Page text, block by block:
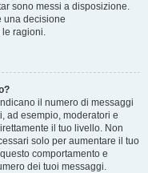
sono messi a disposizione.
una decisione
le ragioni.
il numero di messaggi
ad esempio, moderatori e
il tuo livello. Non
solo per aumentare il tuo
comportamento e
dei tuoi messaggi.